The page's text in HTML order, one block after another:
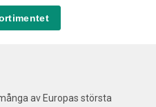
av Europas största